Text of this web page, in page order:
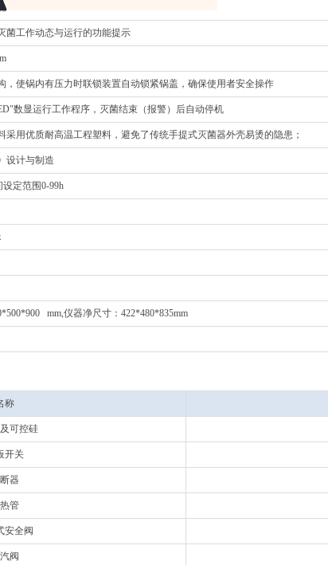
菌工作动态与运行的功能提示
，使锅内有压力时联锁装置自动锁紧锅盖，确保使用者安全操作
数显运行工作程序，灭菌结束（报警）后自动停机
采用优质耐高温工程塑料，避免了传统手提式灭菌器外壳易烫的隐患；
设计与制造
定范围0-99h
mm,仪器净尺寸：422*480*835mm
称
可控硅
开关
器
管
安全阀
阀